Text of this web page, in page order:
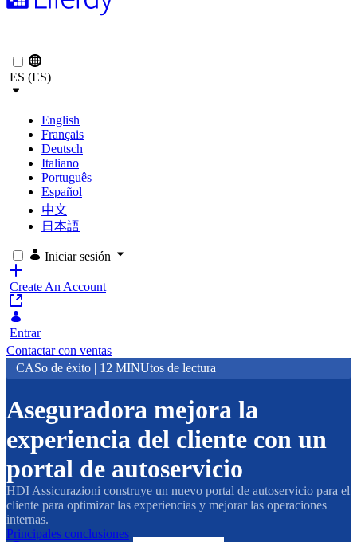
ES (ES)
English
Français
Deutsch
Italiano
Português
Español
中文
日本語
Iniciar sesión
Create An Account
Entrar
Contactar con ventas
CASo de éxito | 12 MINUtos de lectura
Aseguradora mejora la
experiencia del cliente con un
portal de autoservicio
HDI Assicurazioni construye un nuevo portal de autoservicio para el
cliente para optimizar las experiencias y mejorar las operaciones
internas.
Principales conclusiones